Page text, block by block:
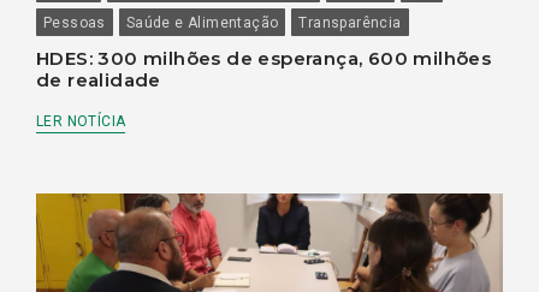
Pessoas
Saúde e Alimentação Transparência
HDES: 300 milhões de esperança, 600 milhões
de realidade
LER NOTÍCIA